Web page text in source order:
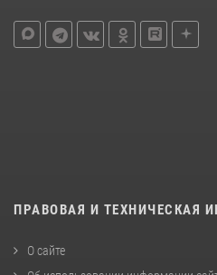
ПРАВОВАЯ И ТЕХНИЧЕСКАЯ
О сайте